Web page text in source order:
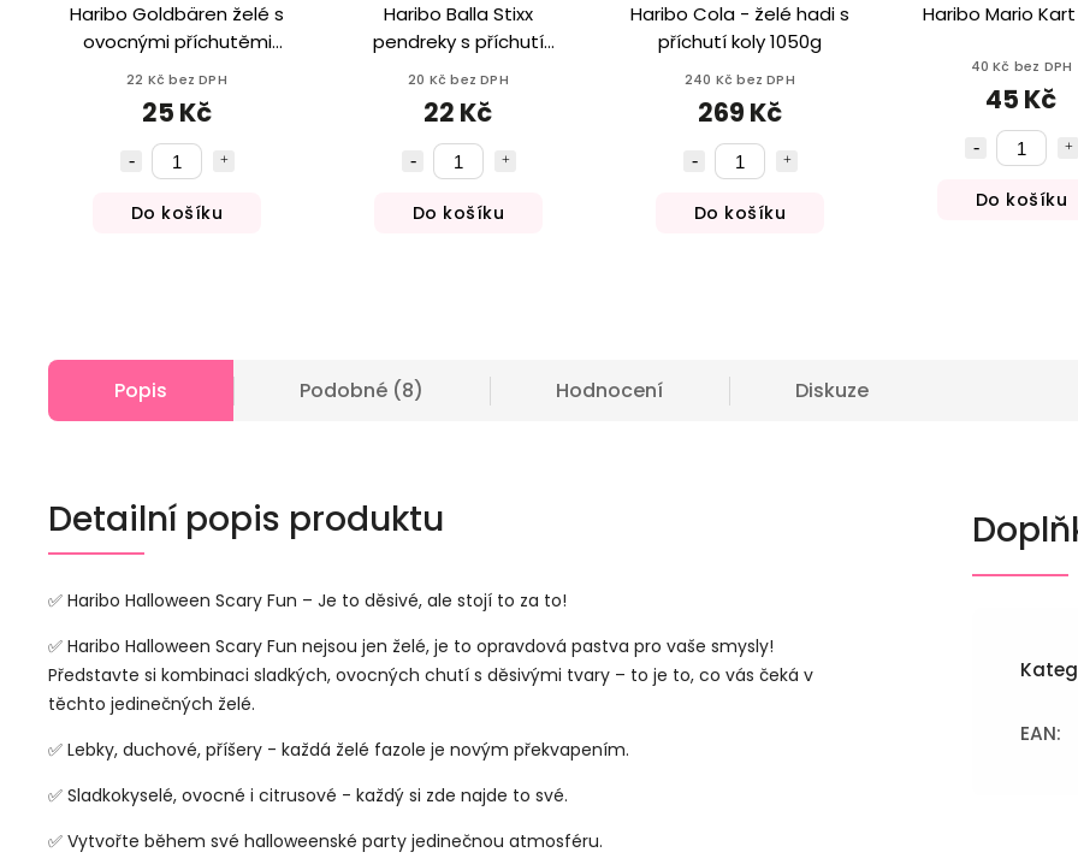
Popis Podobné (8) Hodnocení Diskuze
Detailní popis produktu
✅ Haribo Halloween Scary Fun – Je to děsivé, ale stojí to za to!
✅ Haribo Halloween Scary Fun nejsou jen želé, je to opravdová pastva pro vaše smysly!
Představte si kombinaci sladkých, ovocných chutí s děsivými tvary – to je to, co vás čeká v
těchto jedinečných želé.
✅ Lebky, duchové, příšery - každá želé fazole je novým překvapením.
✅ Sladkokyselé, ovocné i citrusové - každý si zde najde to své.
✅ Vytvořte během své halloweenské party jedinečnou atmosféru.
EAN:
Haribo Goldbären želé s
ovocnými příchutěmi
100g
22 Kč bez DPH
25 Kč
Do košíku
Haribo Balla Stixx
pendreky s příchutí
maliny a ostružiny 80g
20 Kč bez DPH
22 Kč
Do košíku
Haribo Cola - želé hadi s
příchutí koly 1050g
240 Kč bez DPH
269 Kč
Do košíku
Haribo Mario Kart
40 Kč bez DPH
45 Kč
Do košíku